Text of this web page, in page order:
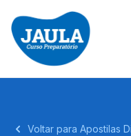
Voltar para Apostilas